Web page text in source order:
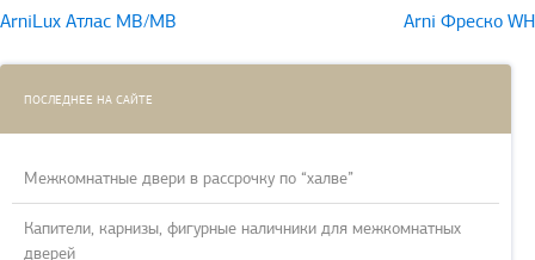
Навигация
по
записям
ArniLux Атлас MB/MB Arni Фреско WH
ПОСЛЕДНЕЕ НА САЙТЕ
Межкомнатные двери в рассрочку по “халве”
Капители, карнизы, фигурные наличники для межкомнатных
дверей